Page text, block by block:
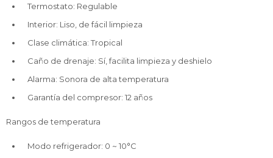
Termostato: Regulable
Interior: Liso, de fácil limpieza
Clase climática: Tropical
Caño de drenaje: Sí, facilita limpieza y deshielo
Alarma: Sonora de alta temperatura
Garantía del compresor: 12 años
Rangos de temperatura
Modo refrigerador: 0 ~ 10°C